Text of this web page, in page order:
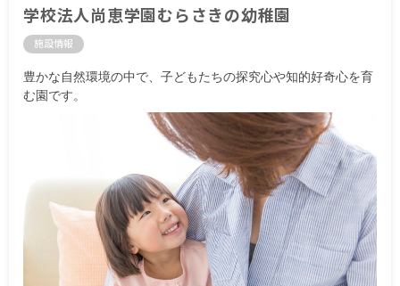
学校法人尚恵学園むらさきの幼稚園
施設情報
豊かな自然環境の中で、子どもたちの探究心や知的好奇心を育
む園です。